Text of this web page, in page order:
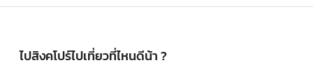
ไปสิงคโปร์ไปเที่ยวที่ไหนดีน้า ?